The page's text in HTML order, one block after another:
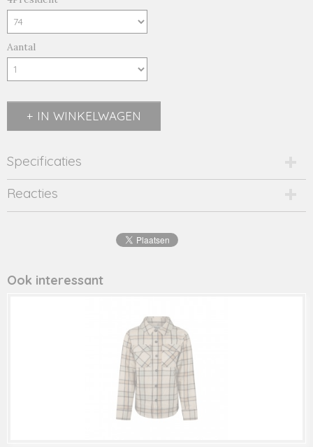
Aantal
IN WINKELWAGEN
Specificaties
Productcode
2496-14267
Productcode leverancier
Reacties
Ook interessant